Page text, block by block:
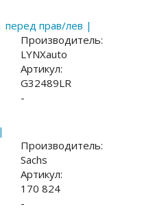
перед прав/лев |
Производитель:
LYNXauto
Артикул:
G32489LR
-
Производитель:
Sachs
Артикул:
170 824
-